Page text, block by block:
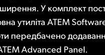
Advanced Panel.